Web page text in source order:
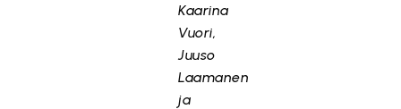
Kaarina
Vuori,
Juuso
Laamanen
ja